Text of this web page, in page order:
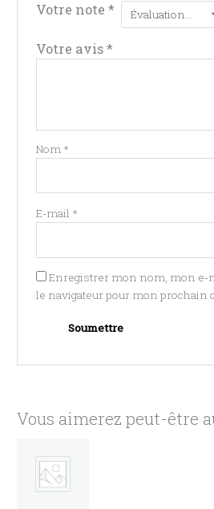
Votre note *
Votre avis*
Nom *
E-mail *
Enregistrer mon nom, mon e-
le navigateur pour mon prochain
Vous aimerez peut-être